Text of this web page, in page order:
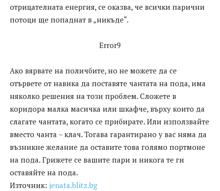
отрицателната енергия, се оказва, че всички парични
потоци ще попаднат в „никъде“.
Error9
Ако вярвате на поличбите, но не можете да се
отървете от навика да поставяте чантата на пода, има
няколко решения на този проблем. Сложете в
коридора малка масичка или шкафче, върху които да
слагате чантата, когато се прибирате. Или използвайте
вместо чанта – клач. Тогава гарантирано у вас няма да
възникне желание да оставите това голямо портмоне
на пода. Грижете се вашите пари и никога те ги
оставяйте на пода.
Източник: jenata.blitz.bg